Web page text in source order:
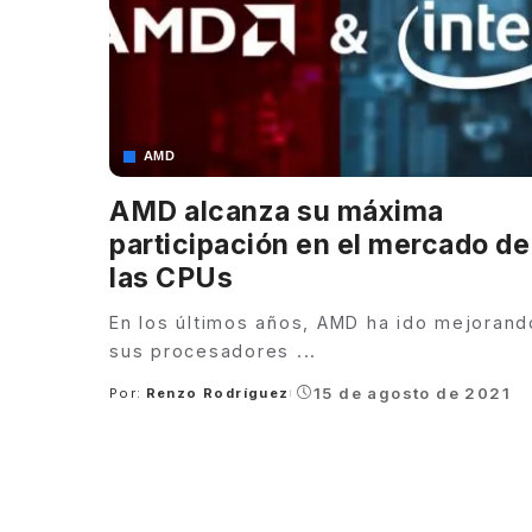
AMD
AMD alcanza su máxima
participación en el mercado de
las CPUs
En los últimos años, AMD ha ido
sus procesadores ...
Posted
Por: Renzo Rodríguez 15 de agosto de 2021